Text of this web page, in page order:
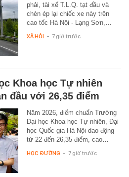
phải, tài xế T.L.Q. tạt đầu và
chèn ép lại chiếc xe này trên
cao tốc Hà Nội - Lạng Sơn,…
XÃ HỘI - 7 giờ trước
Khoa học Tự nhiên
đầu với 26,35 điểm
Năm 2026, điểm chuẩn Trường
Đại học Khoa học Tự nhiên, Đại
học Quốc gia Hà Nội dao động
từ 22 đến 26,35 điểm, cao…
HỌC ĐƯỜNG - 7 giờ trước